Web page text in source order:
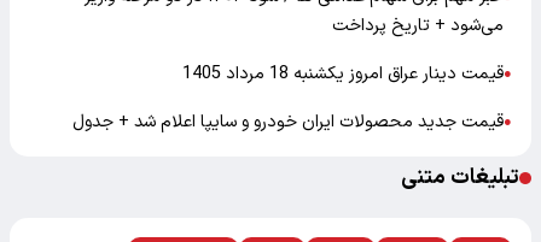
می‌شود + تاریخ پرداخت
●قیمت دینار عراق امروز یکشنبه 18 مرداد 1405
●قیمت جدید محصولات ایران خودرو و سایپا اعلام شد + جدول
تبلیغات متنی